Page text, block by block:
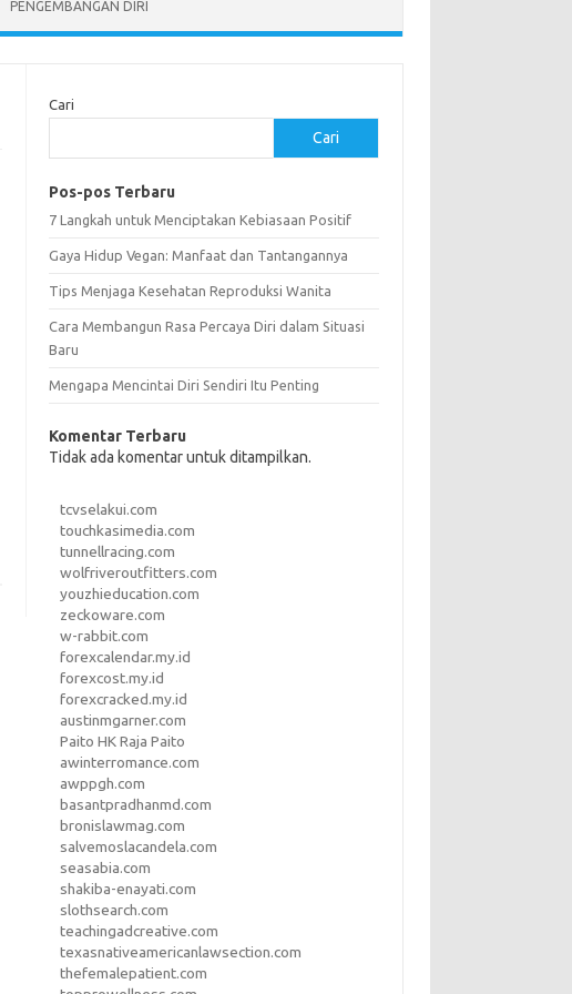
PENGEMBANGAN DIRI
Cari
Cari
Pos-pos Terbaru
7 Langkah untuk Menciptakan Kebiasaan Positif
Gaya Hidup Vegan: Manfaat dan Tantangannya
Tips Menjaga Kesehatan Reproduksi Wanita
Cara Membangun Rasa Percaya Diri dalam Situasi
Baru
Mengapa Mencintai Diri Sendiri Itu Penting
Komentar Terbaru
Tidak ada komentar untuk ditampilkan.
tcvselakui.com
touchkasimedia.com
tunnellracing.com
wolfriveroutfitters.com
youzhieducation.com
zeckoware.com
w-rabbit.com
forexcalendar.my.id
forexcost.my.id
forexcracked.my.id
austinmgarner.com
Paito HK Raja Paito
awinterromance.com
awppgh.com
basantpradhanmd.com
bronislawmag.com
salvemoslacandela.com
seasabia.com
shakiba-enayati.com
slothsearch.com
teachingadcreative.com
texasnativeamericanlawsection.com
thefemalepatient.com